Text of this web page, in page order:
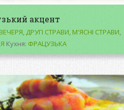
акцент
ДРУГІ СТРАВИ М'ЯСНІ СТРАВИ
Кухня: ФРАЦУЗЬКА